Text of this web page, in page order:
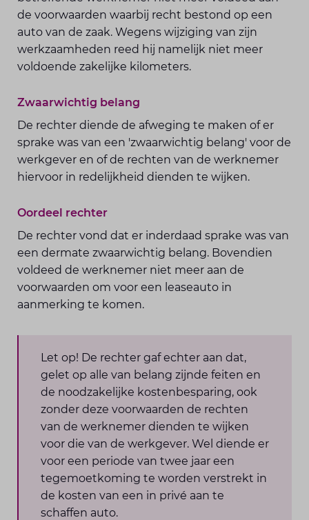
de voorwaarden waarbij recht bestond op een
auto van de zaak. Wegens wijziging van zijn
werkzaamheden reed hij namelijk niet meer
voldoende zakelijke kilometers.
Zwaarwichtig belang
De rechter diende de afweging te maken of er
sprake was van een 'zwaarwichtig belang' voor de
werkgever en of de rechten van de werknemer
hiervoor in redelijkheid dienden te wijken.
Oordeel rechter
De rechter vond dat er inderdaad sprake was van
een dermate zwaarwichtig belang. Bovendien
voldeed de werknemer niet meer aan de
voorwaarden om voor een leaseauto in
aanmerking te komen.
Let op! De rechter gaf echter aan dat,
gelet op alle van belang zijnde feiten en
de noodzakelijke kostenbesparing, ook
zonder deze voorwaarden de rechten
van de werknemer dienden te wijken
voor die van de werkgever. Wel diende er
voor een periode van twee jaar een
tegemoetkoming te worden verstrekt in
de kosten van een in privé aan te
schaffen auto.